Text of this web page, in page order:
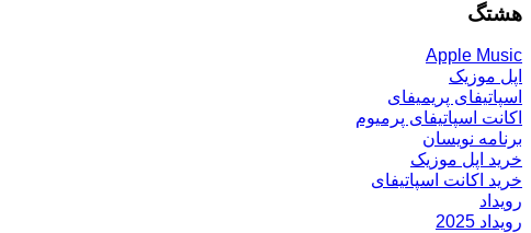
هشتگ
Apple Music
اپل موزیک
اسپاتیفای پریمیفای
اکانت اسپاتیفای پرمیوم
برنامه نویسان
خرید اپل موزیک
خرید اکانت اسپاتیفای
رویداد
رویداد 2025